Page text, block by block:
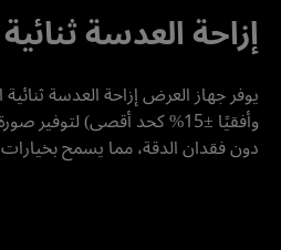
إزاحة العدسة ثنائية
دون فقدان الدقة، مما يسمح